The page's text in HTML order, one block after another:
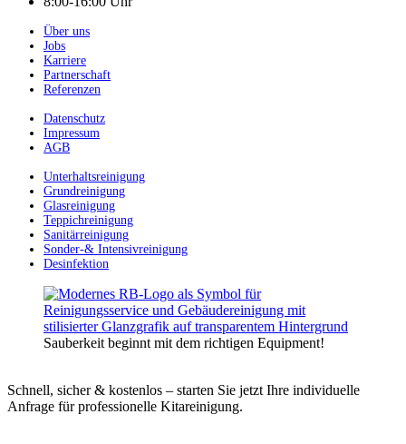
Über uns
Jobs
Karriere
Partnerschaft
Referenzen
Datenschutz
Impressum
AGB
Unterhaltsreinigung
Grundreinigung
Glasreinigung
Teppichreinigung
Sanitärreinigung
Sonder-& Intensivreinigung
Desinfektion
Sauberkeit beginnt mit dem richtigen Equipment!
Schnell, sicher & kostenlos – starten Sie jetzt Ihre individuelle
Anfrage für professionelle Kitareinigung.